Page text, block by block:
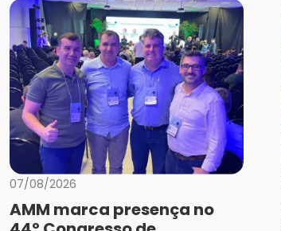
07/08/2026
AMM marca presença no